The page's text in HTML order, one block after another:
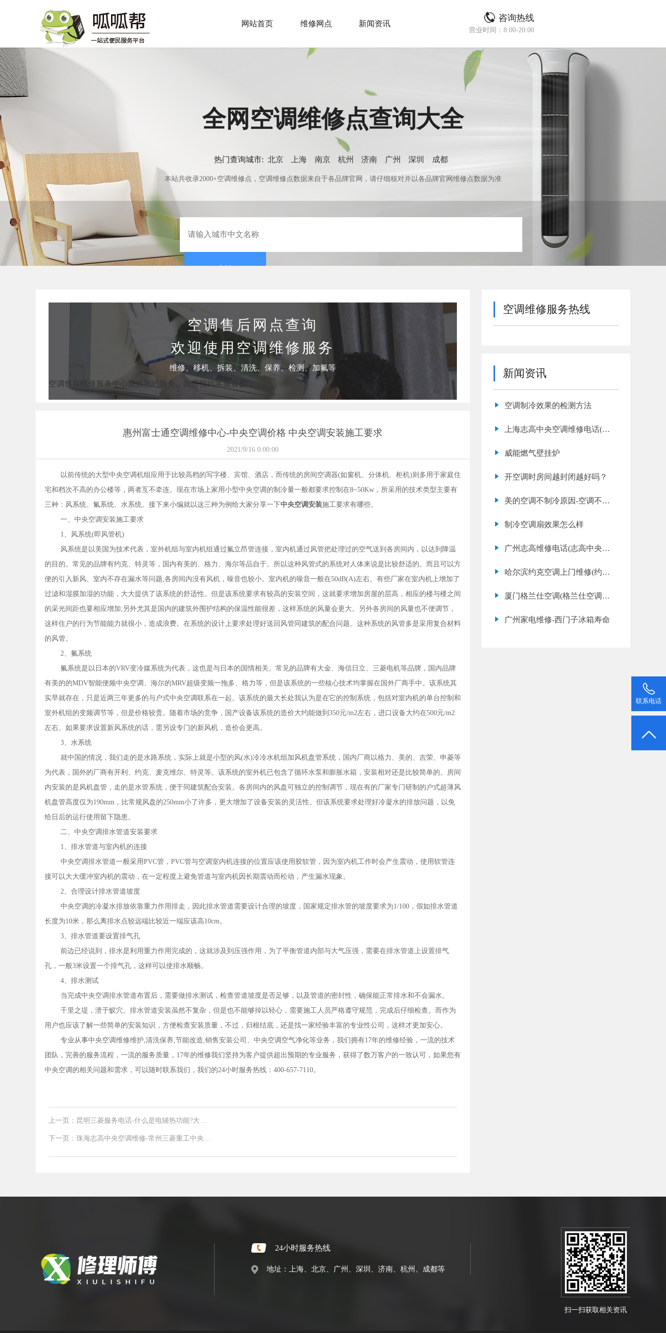
网站首页 维修网点 新闻资讯
咨询热线
营业时间：8:00-20:00
全网空调维修点查询大全
热门查询城市: 北京 上海 南京 杭州 济南 广州 深圳 成都
本站共收录2000+空调维修点，空调维修点数据来自于各品牌官网，请仔细核对并以各品牌官网维修点数据为准
空调售后网点查询
欢迎使用空调维修服务
维修、移机、拆装、清洗、保养、检测、加氟等
空调售后维修服务中心提供预约服务，如需预约客服直拨：
惠州富士通空调维修中心-中央空调价格 中央空调安装施工要求
2021/9/16 0:00:00
以前传统的大型中央空调机组应用于比较高档的写字楼、宾馆、酒店，而传统的房间空调器(如窗机、分体机、柜机)则多用于家庭住
宅和档次不高的办公楼等，两者互不牵连。现在市场上家用小型中央空调的制冷量一般都要求控制在8~50Kw，所采用的技术类型主要有
三种：风系统、氟系统、水系统。接下来小编就以这三种为例给大家分享一下中央空调安装施工要求有哪些。
一、中央空调安装施工要求
1、风系统(即风管机)
风系统是以美国为技术代表，室外机组与室内机组通过氟立昂管连接，室内机通过风管把处理过的空气送到各房间内，以达到降温
的目的。常见的品牌有约克、特灵等，国内有美的、格力、海尔等品自于。所以这种风管式的系统对人体来说是比较舒适的。而且可以方
便的引入新风、室内不存在漏水等问题;各房间内没有风机，噪音也较小。室内机的噪音一般在50dB(A)左右。有些厂家在室内机上增加了
过滤和湿膜加湿的功能，大大提供了该系统的舒适性。但是该系统要求有较高的安装空间，这就要求增加房屋的层高，相应的楼与楼之间
的采光间距也要相应增加;另外尤其是国内的建筑外围护结构的保温性能很差，这样系统的风量会更大。另外各房间的风量也不便调节，
这样住户的行为节能能力就很小，造成浪费。在系统的设计上要求处理好送回风管同建筑的配合问题。这种系统的风管多是采用复合材料
的风管。
2、氟系统
氟系统是以日本的VRV变冷媒系统为代表，这也是与日本的国情相关。常见的品牌有大金、海信日立、三菱电机等品牌，国内品牌
有美的的MDV智能便频中央空调、海尔的MRV超级变频一拖多、格力等，但是该系统的一些核心技术均掌握在国外厂商手中。该系统其
实早就存在，只是近两三年更多的与户式中央空调联系在一起。该系统的最大长处我认为是在它的控制系统，包括对室内机的单台控制和
室外机组的变频调节等，但是价格较贵。随着市场的竞争，国产设备该系统的造价大约能做到350元/m2左右，进口设备大约在500元/m2
左右。如果要求设置新风系统的话，需另设专门的新风机，造价会更高。
3、水系统
就中国的情况，我们走的是水路系统，实际上就是小型的风(水)冷冷水机组加风机盘管系统，国内厂商以格力、美的、吉荣、申菱等
为代表，国外的厂商有开利、约克、麦克维尔、特灵等。该系统的室外机已包含了循环水泵和膨胀水箱，安装相对还是比较简单的。房间
内安装的是风机盘管，走的是水管系统，便于同建筑配合安装。各房间内的风盘可独立的控制调节，现在有的厂家专门研制的户式超薄风
机盘管高度仅为190mm，比常规风盘的250mm小了许多，更大增加了设备安装的灵活性。但该系统要求处理好冷凝水的排放问题，以免
给日后的运行使用留下隐患。
二、中央空调排水管道安装要求
1、排水管道与室内机的连接
中央空调排水管道一般采用PVC管，PVC管与空调室内机连接的位置应该使用胶软管，因为室内机工作时会产生震动，使用软管连
接可以大大缓冲室内机的震动，在一定程度上避免管道与室内机因长期震动而松动，产生漏水现象。
2、合理设计排水管道坡度
中央空调的冷凝水排放依靠重力作用排走，因此排水管道需要设计合理的坡度，国家规定排水管的坡度要求为1/100，假如排水管道
长度为10米，那么离排水点较远端比较近一端应该高10cm。
3、排水管道要设置排气孔
前边已经说到，排水是利用重力作用完成的，这就涉及到压强作用，为了平衡管道内部与大气压强，需要在排水管道上设置排气
孔，一般3米设置一个排气孔，这样可以使排水顺畅。
4、排水测试
当完成中央空调排水管道布置后，需要做排水测试，检查管道坡度是否足够，以及管道的密封性，确保能正常排水和不会漏水。
千里之堤，溃于蚁穴。排水管道安装虽然不复杂，但是也不能够掉以轻心，需要施工人员严格遵守规范，完成后仔细检查。而作为
用户也应该了解一些简单的安装知识，方便检查安装质量，不过，归根结底，还是找一家经验丰富的专业性公司，这样才更加安心。
专业从事中央空调维修维护,清洗保养,节能改造,销售安装公司、中央空调空气净化等业务，我们拥有17年的维修经验，一流的技术
团队，完善的服务流程，一流的服务质量，17年的维修我们坚持为客户提供超出预期的专业服务，获得了数万客户的一致认可，如果您有
中央空调的相关问题和需求，可以随时联系我们，我们的24小时服务热线：400-657-7110。
上一页：昆明三菱服务电话-什么是电辅热功能?大金
下一页：珠海志高中央空调维修-常州三菱重工中央空
空调维修服务热线
新闻资讯
空调制冷效果的检测方法
上海志高中央空调维修电话(志
威能燃气壁挂炉
开空调时房间越封闭越好吗？
美的空调不制冷原因-空调不制
制冷空调扇效果怎么样
广州志高维修电话(志高中央空
哈尔滨约克空调上门维修(约克
厦门格兰仕空调(格兰仕空调不
广州家电维修-西门子冰箱寿命
24小时服务热线
地址：上海、北京、广州、深圳、济南、杭州、成都等
扫一扫获取相关资讯
联系电话